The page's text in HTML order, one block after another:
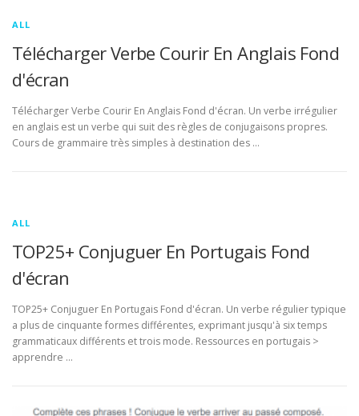
ALL
Télécharger Verbe Courir En Anglais Fond
d'écran
Télécharger Verbe Courir En Anglais Fond d'écran. Un verbe irrégulier
en anglais est un verbe qui suit des règles de conjugaisons propres.
Cours de grammaire très simples à destination des …
ALL
TOP25+ Conjuguer En Portugais Fond
d'écran
TOP25+ Conjuguer En Portugais Fond d'écran. Un verbe régulier typique
a plus de cinquante formes différentes, exprimant jusqu'à six temps
grammaticaux différents et trois mode. Ressources en portugais >
apprendre …